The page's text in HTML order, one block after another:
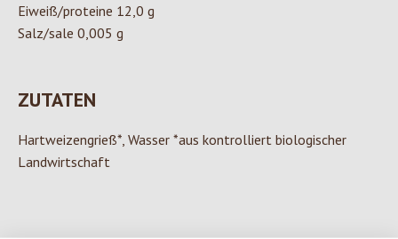
Eiweiß/proteine 12,0 g
Salz/sale 0,005 g
ZUTATEN
Hartweizengrieß*, Wasser *aus kontrolliert biologischer
Landwirtschaft